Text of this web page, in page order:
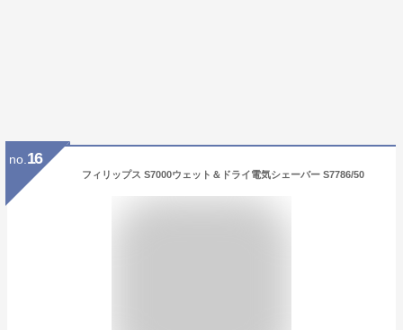
no. 16
フィリップス S7000ウェット＆ドライ電気シェーバー S7786/50